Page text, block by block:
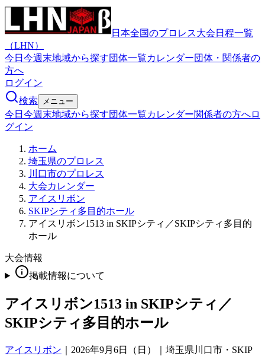
日本全国のプロレス大会日程一覧
（LHN）
今日 今週末地域から探す団体一覧カレンダー団体・関係者の
方へ
ログイン
検索
メニュー
今日 今週末地域から探す団体一覧カレンダー関係者の方へロ
グイン
ホーム
埼玉県のプロレス
川口市のプロレス
大会カレンダー
アイスリボン
SKIPシティ多目的ホール
アイスリボン1513 in SKIPシティ／SKIPシティ多目的
ホール
大会情報
掲載情報について
アイスリボン1513 in SKIPシティ／
SKIPシティ多目的ホール
アイスリボン
2026年9月6日（日）｜埼玉県川口市・SKIP